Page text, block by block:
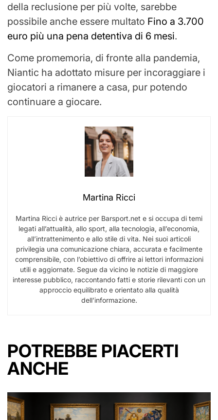
della reclusione per più volte, sarebbe
possibile anche essere multato Fino a 3.700
euro più una pena detentiva di 6 mesi.
Come promemoria, di fronte alla pandemia,
Niantic ha adottato misure per incoraggiare i
giocatori a rimanere a casa, pur potendo
continuare a giocare.
Martina Ricci
Martina Ricci è autrice per Barsport.net e si occupa di temi
legati all’attualità, allo sport, alla tecnologia, all’economia,
all’intrattenimento e allo stile di vita. Nei suoi articoli
privilegia una comunicazione chiara, accurata e facilmente
comprensibile, con l’obiettivo di offrire ai lettori informazioni
utili e aggiornate. Segue da vicino le notizie di maggiore
interesse pubblico, raccontando fatti e storie rilevanti con un
approccio equilibrato e orientato alla qualità
dell’informazione.
POTREBBE PIACERTI
ANCHE